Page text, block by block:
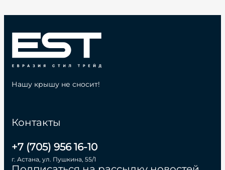
Контакты
+7 (705) 956 16-10
г. Астана, ул. Пушкина, 55/1
Нашу крышу не сносит!